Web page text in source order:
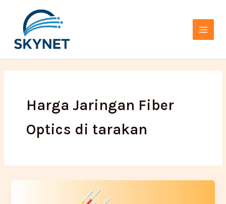
konten
Menu
Harga Jaringan Fiber
Optics di tarakan